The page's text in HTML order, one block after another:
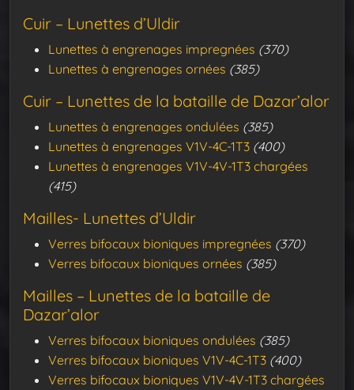
Cuir – Lunettes d’Uldir
Lunettes à engrenages impregnées (370)
Lunettes à engrenages ornées (385)
Cuir – Lunettes de la bataille de Dazar’alor
Lunettes à engrenages ondulées (385)
Lunettes à engrenages V1V-4C-1T3 (400)
Lunettes à engrenages V1V-4V-1T3 chargées
(415)
Mailles- Lunettes d’Uldir
Verres bifocaux bioniques impregnées (370)
Verres bifocaux bioniques ornées (385)
Mailles – Lunettes de la bataille de
Dazar’alor
Verres bifocaux bioniques ondulées (385)
Verres bifocaux bioniques V1V-4C-1T3 (400)
Verres bifocaux bioniques V1V-4V-1T3 chargées